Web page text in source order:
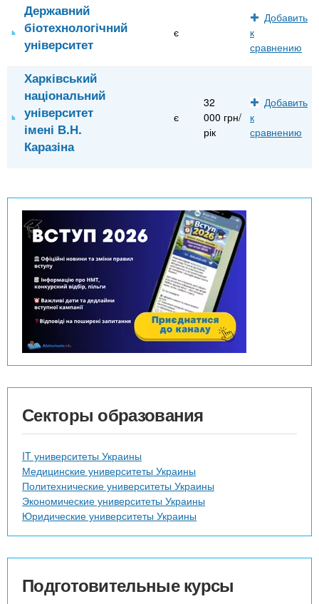
Державний
біотехнологічний
університет
є
Добавить
к
сравнению
Харківський
національний
університет
імені В.Н.
Каразіна
є
32
000 грн/
рік
Добавить
к
сравнению
Секторы образования
IT университеты Украины
Медицинские университеты Украины
Политехнические университеты Украины
Экономические университеты Украины
Юридические университеты Украины
Подготовительные курсы